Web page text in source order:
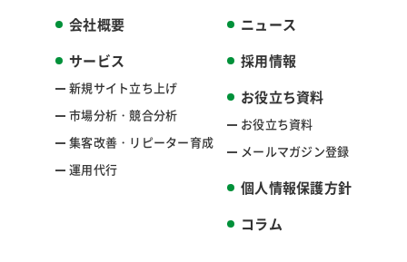
会社概要
サービス
新規サイト立ち上げ
市場分析・競合分析
集客改善・ リピーター育成
運用代行
ニュース
採用情報
お役立ち資料
お役立ち資料
メールマガジン登録
個人情報保護方針
コラム